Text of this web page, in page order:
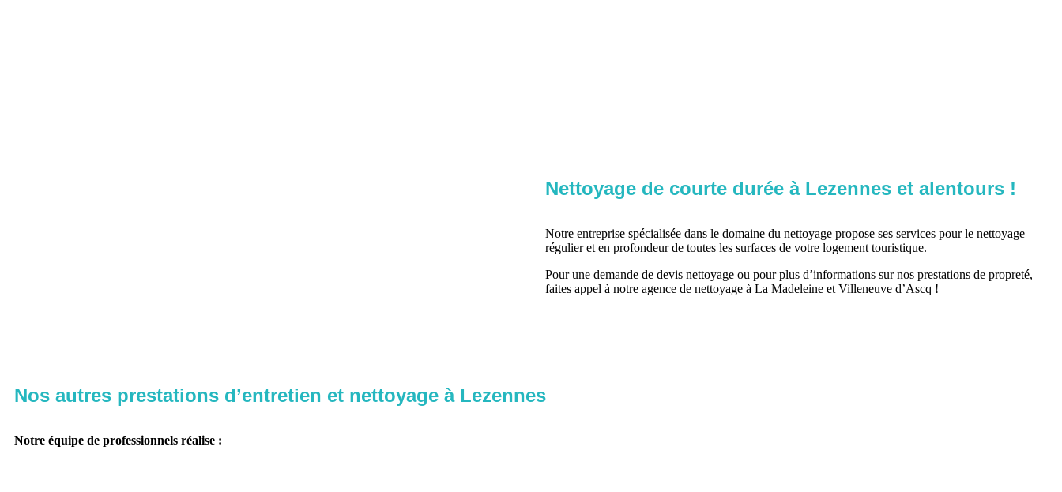
Nettoyage de courte durée à Lezennes et alentours !
Notre entreprise spécialisée dans le domaine du nettoyage propose ses services pour le nettoyage
régulier et en profondeur de toutes les surfaces de votre logement touristique.
Pour une demande de devis nettoyage ou pour plus d’informations sur nos prestations de propreté,
faites appel à notre agence de nettoyage à La Madeleine et Villeneuve d’Ascq !
Nos autres prestations d’entretien et nettoyage à Lezennes
Notre équipe de professionnels réalise :